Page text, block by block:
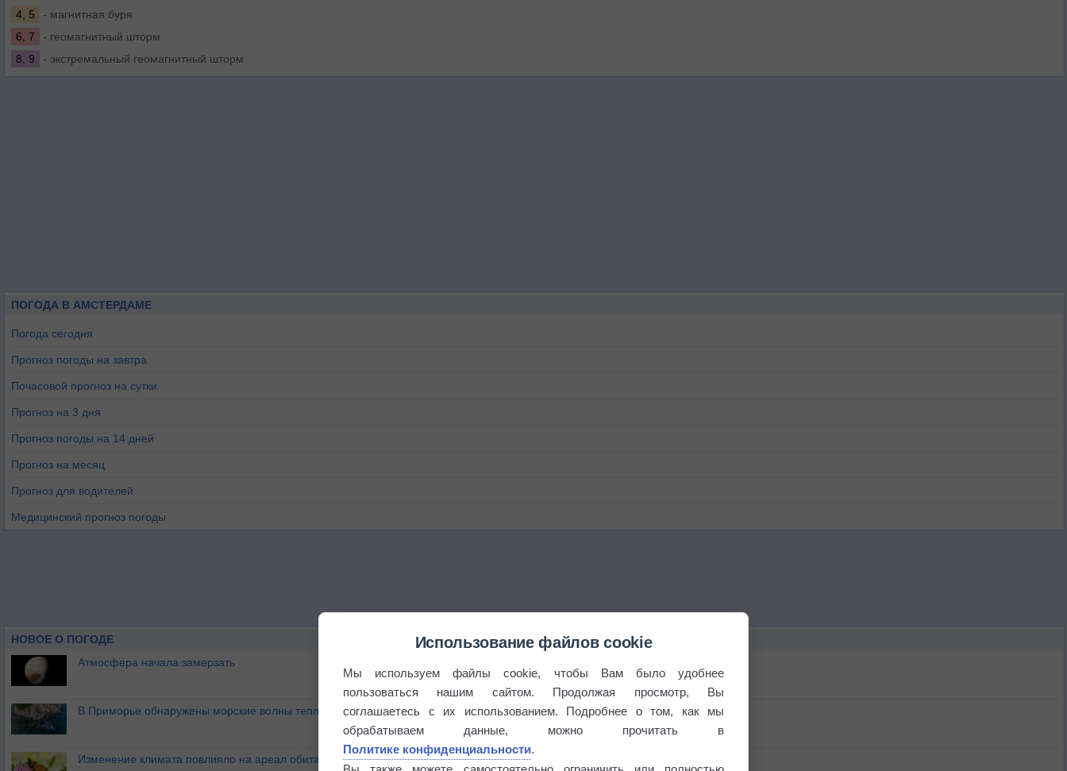
4, 5
- магнитная буря
6, 7
- геомагнитный шторм
8, 9
- экстремальный геомагнитный шторм
ПОГОДА В АМСТЕРДАМЕ
Погода сегодня
Прогноз погоды на завтра
Почасовой прогноз на сутки
Прогноз на 3 дня
Прогноз погоды на 14 дней
Прогноз на месяц
Прогноз для водителей
Медицинский прогноз погоды
НОВОЕ О ПОГОДЕ
Атмосфера начала замерзать
В Приморье обнаружены морские волны тепла
Изменение климата повлияло на ареал обитания бабочек
Использование файлов cookie
Мы используем файлы cookie, чтобы Вам было удобнее
пользоваться нашим сайтом. Продолжая просмотр, Вы
соглашаетесь с их использованием. Подробнее о том, как мы
обрабатываем данные, можно прочитать в
Политике конфиденциальности.